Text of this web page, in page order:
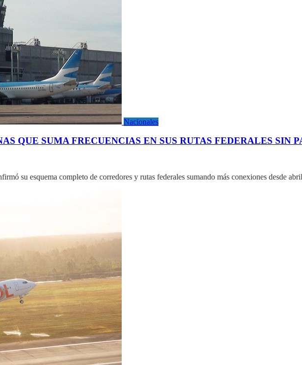
Nacionales
QUE SUMA FRECUENCIAS EN SUS RUTAS FEDERALES SIN
su esquema completo de corredores y rutas federales sumando más conexiones desde